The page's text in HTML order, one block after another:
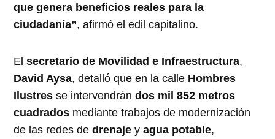
que genera beneficios reales para la
ciudadanía”, afirmó el edil capitalino.
Elsecretario de Movilidad e Infraestructura,
David Aysa, detalló que en la calle Hombres
Ilustres se intervendrándos mil 852 metros
cuadrados mediante trabajos de modernización
de las redes dedrenaje yagua potable,